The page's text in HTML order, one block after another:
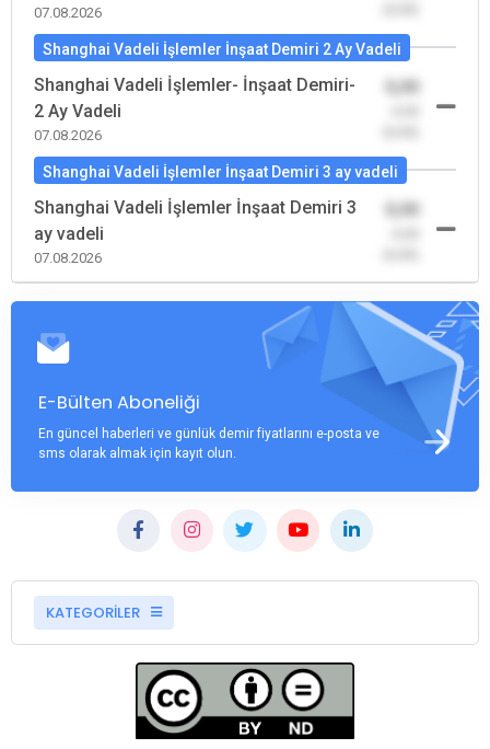
07.08.2026
Shanghai Vadeli İşlemler İnşaat Demiri 2 Ay Vadeli
Shanghai Vadeli İşlemler- İnşaat Demiri-
2 Ay Vadeli
07.08.2026
0,00
Shanghai Vadeli İşlemler İnşaat Demiri 3 ay vadeli
Shanghai Vadeli İşlemler İnşaat Demiri 3
ay vadeli
07.08.2026
0,00
E-Bülten Aboneliği
En güncel haberleri ve günlük demir fiyatlarını e-posta ve
sms olarak almak için kayıt olun.
KATEGORİLER